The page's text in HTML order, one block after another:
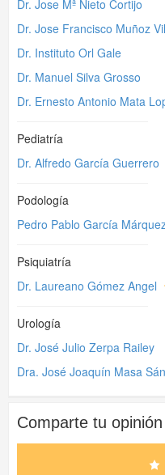
Dr. Jose Mª Nieto Cortijo
Dr. Jose Francisco Muñoz
Dr. Instituto Orl Gale
Dr. Manuel Silva Grosso
Dr. Ernesto Antonio Mata
Pediatría
Dr. Alfredo García Guerrero
Podología
Pedro Pablo García
Psiquiatría
Dr. Laureano Gómez Angel
Urología
Dr. José Julio Zerpa Railey
Dra. José Joaquín Masa
Comparte tu opinión